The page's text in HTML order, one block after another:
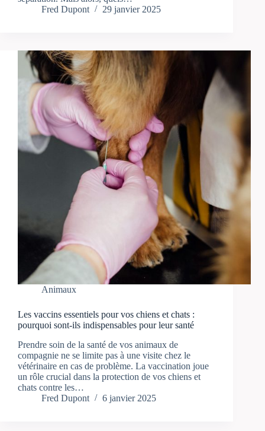
Fred Dupont
29 janvier 2025
Animaux
Les vaccins essentiels pour vos chiens et chats :
pourquoi sont-ils indispensables pour leur santé
Prendre soin de la santé de vos animaux de
compagnie ne se limite pas à une visite chez le
vétérinaire en cas de problème. La vaccination joue
un rôle crucial dans la protection de vos chiens et
chats contre les…
Fred Dupont
6 janvier 2025